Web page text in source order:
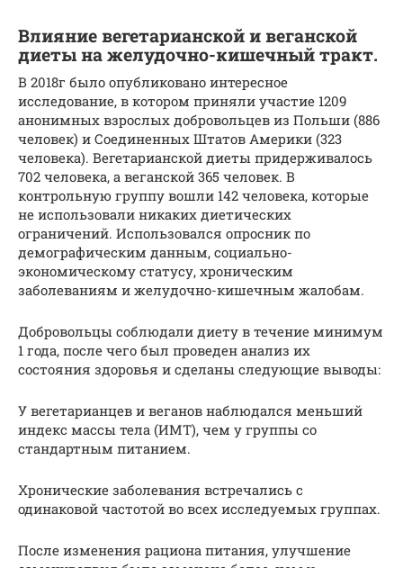
Влияние вегетарианской и веганской
диеты на желудочно-кишечный тракт.
В 2018г было опубликовано интересное
исследование, в котором приняли участие 1209
анонимных взрослых добровольцев из Польши (886
человек) и Соединенных Штатов Америки (323
человека). Вегетарианской диеты придерживалось
702 человека, а веганской 365 человек. В
контрольную группу вошли 142 человека, которые
не использовали никаких диетических
ограничений. Использовался опросник по
демографическим данным, социально-
экономическому статусу, хроническим
заболеваниям и желудочно-кишечным жалобам.
Добровольцы соблюдали диету в течение минимум
1 года, после чего был проведен анализ их
состояния здоровья и сделаны следующие выводы:
У вегетарианцев и веганов наблюдался меньший
индекс массы тела (ИМТ), чем у группы со
стандартным питанием.
Хронические заболевания встречались с
одинаковой частотой во всех исследуемых группах.
После изменения рациона питания, улучшение